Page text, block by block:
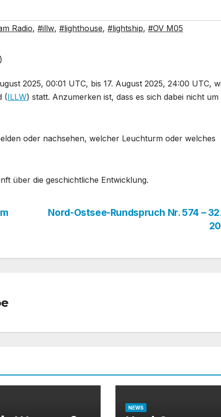
Radio, #illw, #lighthouse, #lightship, #OV M05
2025, 00:01 UTC, bis 17. August 2025, 24:00 UTC,
(ILLW) statt. Anzumerken ist, dass es sich dabei nicht um
oder nachsehen, welcher Leuchturm oder welches
über die geschichtliche Entwicklung.
Nord-Ostsee-Rundspruch Nr. 574 –
NEWS